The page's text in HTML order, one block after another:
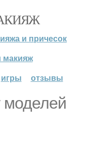
и причесок
макияж
игры отзывы
моделей